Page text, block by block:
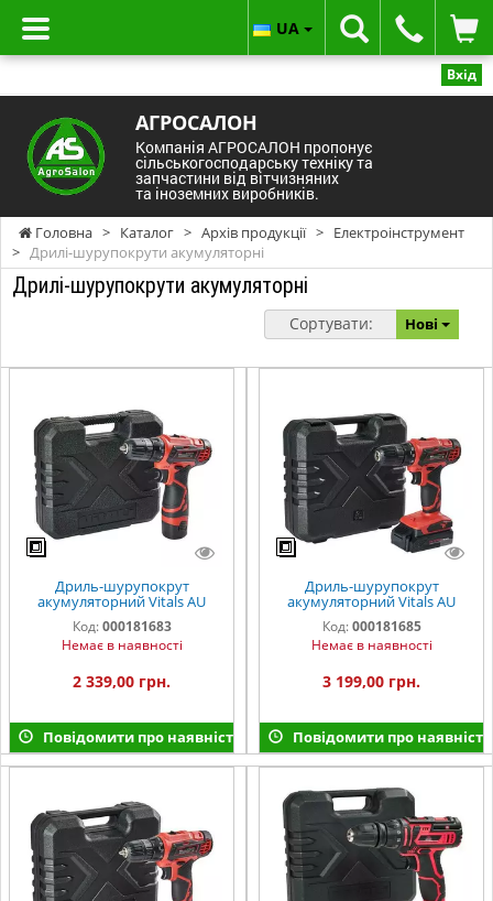
Вхід
АГРОСАЛОН
Компанія АГРОСАЛОН пропонує
сільськогосподарську техніку та
запчастини від вітчизняних
та іноземних виробників.
UA
Головна > Каталог > Архів продукції > Електроінструмент
> Дрилі-шурупокрути акумуляторні
Дрилі-шурупокрути акумуляторні
Сортувати: Нові
Дриль-шурупокрут
акумуляторний Vitals AU
12/2KP
Код: 000181683
Немає в наявності
2 339,00 грн.
Повідомити про наявність
Дриль-шурупокрут
акумуляторний Vitals AU
18/2KP
Код: 000181685
Немає в наявності
3 199,00 грн.
Повідомити про наявність